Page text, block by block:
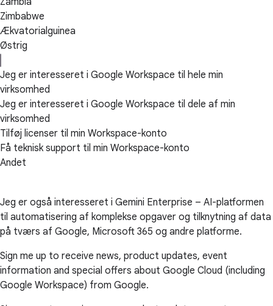
Zimbabwe
Ækvatorialguinea
Østrig
Jeg er interesseret i Google Workspace til hele min
virksomhed
Jeg er interesseret i Google Workspace til dele af min
virksomhed
Tilføj licenser til min Workspace-konto
Få teknisk support til min Workspace-konto
Andet
Jeg er også interesseret i Gemini Enterprise – AI-platformen
til automatisering af komplekse opgaver og tilknytning af data
på tværs af Google, Microsoft 365 og andre platforme.
Sign me up to receive news, product updates, event
information and special offers about Google Cloud (including
Google Workspace) from Google.